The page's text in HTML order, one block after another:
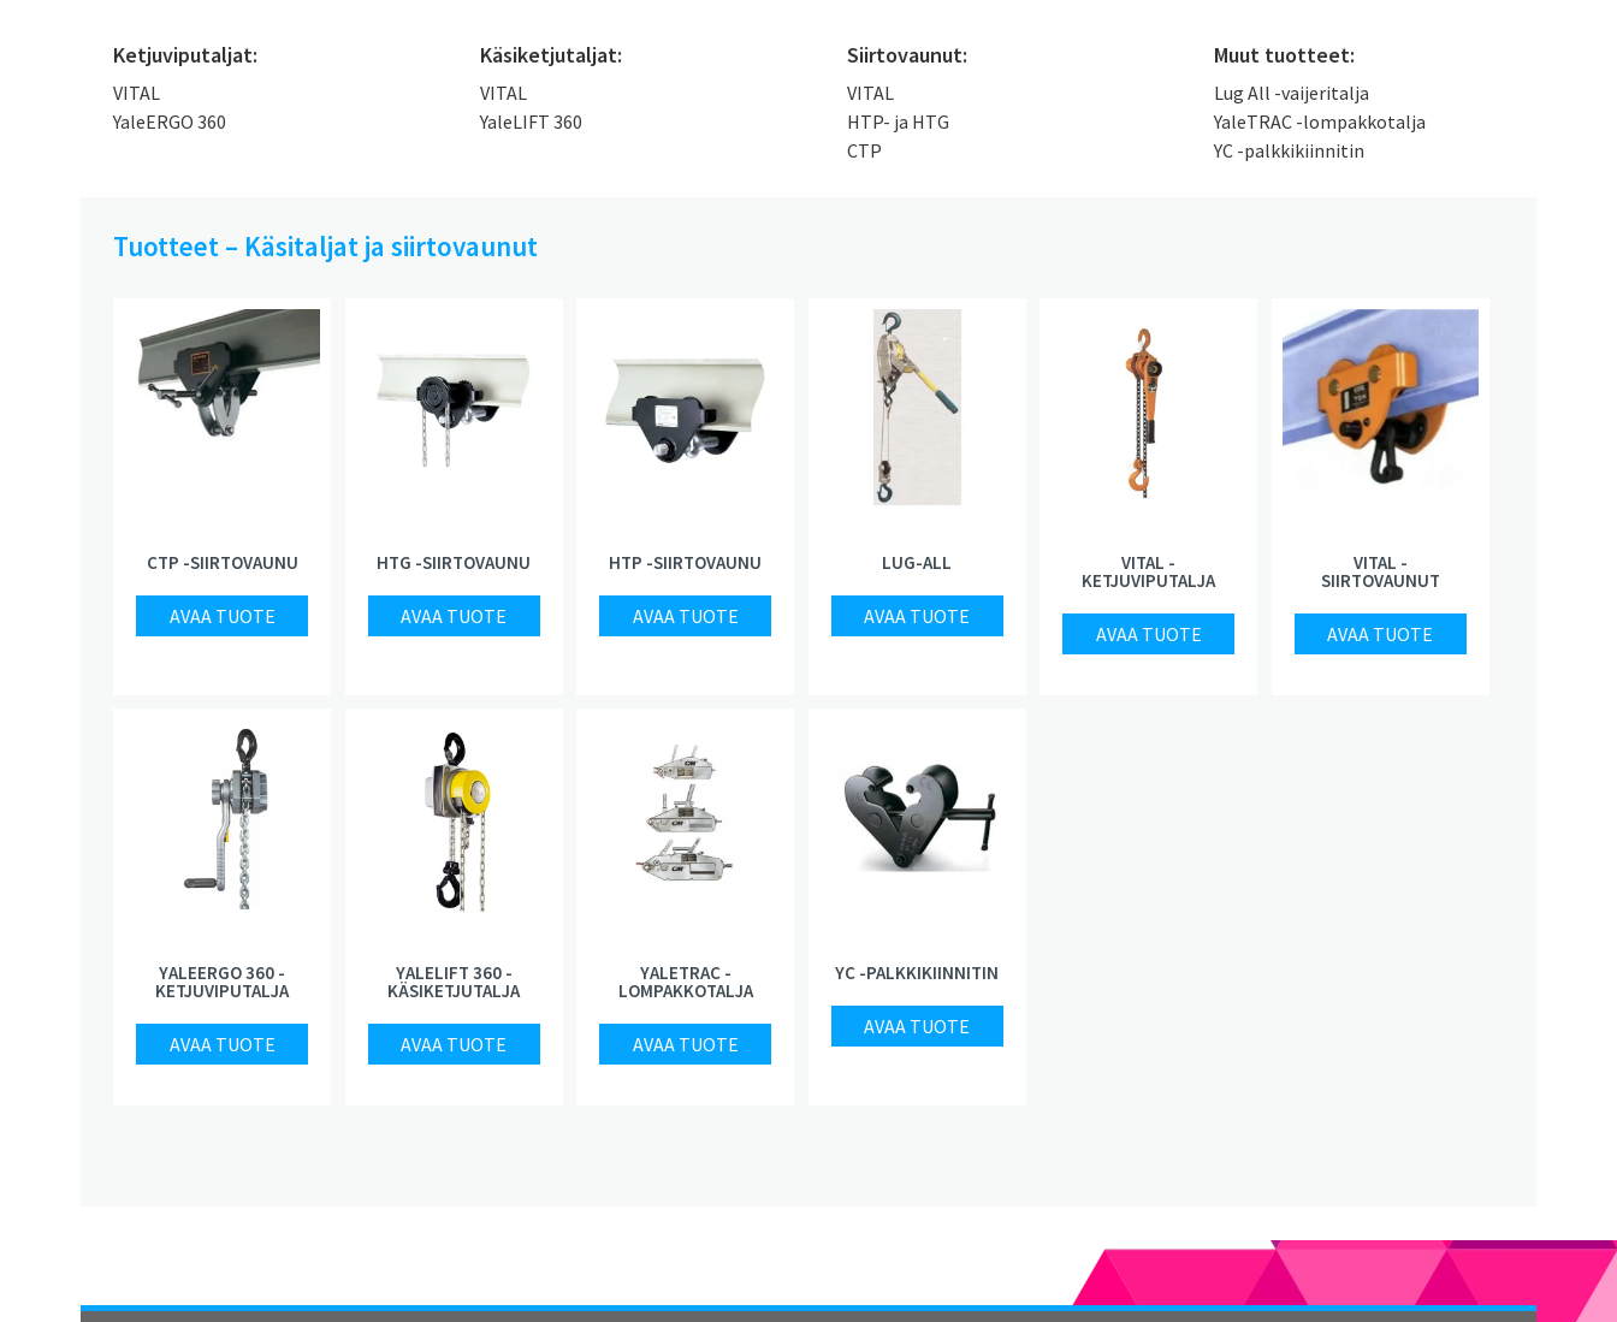
Ketjuviputaljat:
VITAL
YaleERGO 360
Käsiketjutaljat:
VITAL
YaleLIFT 360
Siirtovaunut:
VITAL
HTP- ja HTG
CTP
Muut tuotteet:
Lug All -vaijeritalja
YaleTRAC -lompakkotalja
YC -palkkikiinnitin
Tuotteet – Käsitaljat ja siirtovaunut
CTP -SIIRTOVAUNU
AVAA TUOTE
YALEERGO 360 -
KETJUVIPUTALJA
AVAA TUOTE
HTG -SIIRTOVAUNU
AVAA TUOTE
YALELIFT 360 -
KÄSIKETJUTALJA
AVAA TUOTE
HTP -SIIRTOVAUNU
AVAA TUOTE
YALETRAC -
LOMPAKKOTALJA
AVAA TUOTE
LUG-ALL
AVAA TUOTE
YC -PALKKIKIINNITIN
AVAA TUOTE
VITAL -
KETJUVIPUTALJA
AVAA TUOTE
VITAL -
SIIRTOVAUNUT
AVAA TUOTE